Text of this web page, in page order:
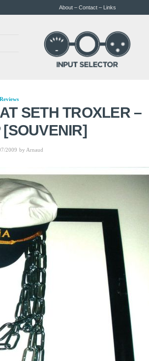
About – Contact – Links
Reviews
SETH TROXLER –
[SOUVENIR]
2009 by Arnaud